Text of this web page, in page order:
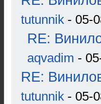
tutunnik - 05-
RE:
aqvadim -
RE:
tutunnik - 05-